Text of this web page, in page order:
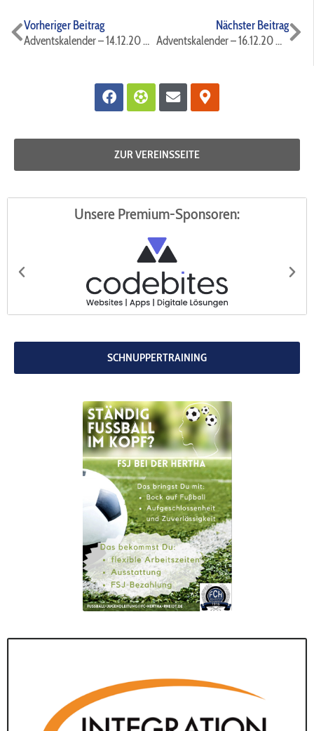
Zurück
Vorheriger Beitrag
Adventskalender – 14.12.20 ⚫️🔵⚽️
Nächster Beitrag
Adventskalender – 16.12.20 ⚫️🔵⚽️
Facebook
FutbolEnvelope
Map-
marker-
alt
ZUR VEREINSSEITE
Unsere Premium-Sponsoren:
SCHNUPPERTRAINING